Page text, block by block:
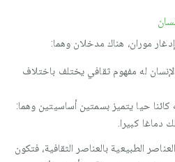
موران، هناك مدخلان وهما:
له مفهوم ثقافي يختلف باختلاف
حيا يتميز بسمتين أساسيتين وهما:
دماغا كبيرا.
الطبيعية بالعناصر الثقافية، فتكون